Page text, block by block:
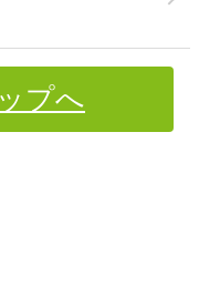
プへ